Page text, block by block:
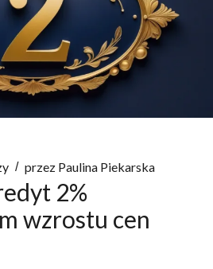
przez Paulina Piekarska
2%
wzrostu cen